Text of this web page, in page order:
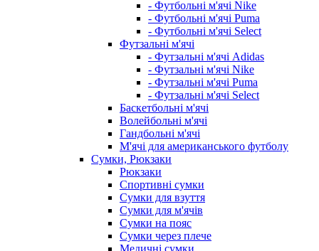
- Футбольні м'ячі Nike
- Футбольні м'ячі Puma
- Футбольні м'ячі Select
Футзальні м'ячі
- Футзальні м'ячі Adidas
- Футзальні м'ячі Nike
- Футзальні м'ячі Puma
- Футзальні м'ячі Select
Баскетбольні м'ячі
Волейбольні м'ячі
Гандбольні м'ячі
М'ячі для американського футболу
Сумки, Рюкзаки
Рюкзаки
Спортивні сумки
Сумки для взуття
Сумки для м'ячів
Сумки на пояс
Сумки через плече
Медичні сумки